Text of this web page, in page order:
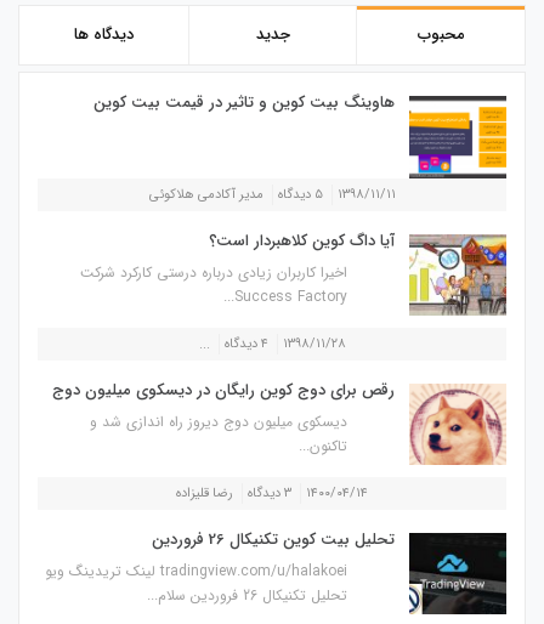
محبوب جدید دیدگاه ها
هاوینگ بیت کوین و تاثیر در قیمت بیت کوین
۱۳۹۸/۱۱/۱۱ ۵ دیدگاه مدیر آکادمی هلاکوئی
آیا داگ کوین کلاهبردار است؟
اخیرا کاربران زیادی درباره درستی کارکرد شرکت
Success Factory...
۱۳۹۸/۱۱/۲۸ ۴ دیدگاه ...
رقص برای دوج کوین رایگان در دیسکوی میلیون دوج
دیسکوی میلیون دوج دیروز راه اندازی شد و
تاکنون...
۱۴۰۰/۰۴/۱۴ ۳ دیدگاه رضا قلیزاده
تحلیل بیت کوین تکنیکال 26 فروردین
tradingview.com/u/halakoei لینک تریدینگ ویو
تحلیل تکنیکال 26 فروردین سلام...